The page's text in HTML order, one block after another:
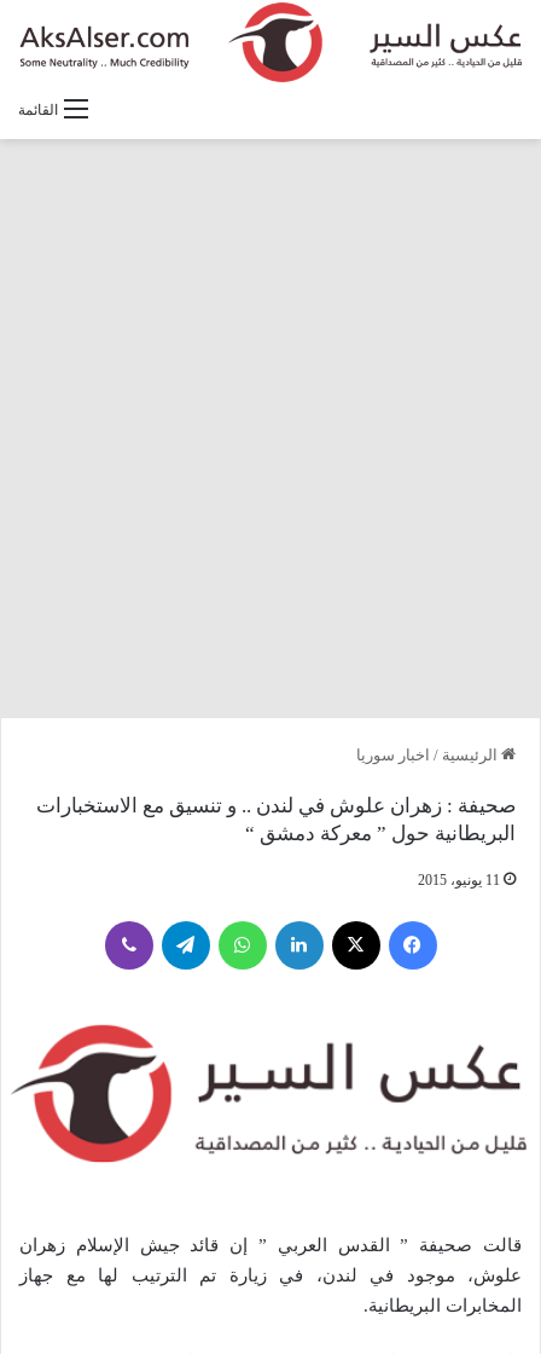
القائمة
الرئيسية / اخبار سوريا
صحيفة : زهران علوش في لندن .. و تنسيق مع الاستخبارات
البريطانية حول ” معركة دمشق “
11 يونيو، 2015
فيسبوك لينكدإن واتساب تيلقرام
قالت صحيفة ” القدس العربي ” إن قائد جيش الإسلام زهران
علوش، موجود في لندن، في زيارة تم الترتيب لها مع جهاز
المخابرات البريطانية.